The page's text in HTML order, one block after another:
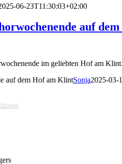
06-23T11:30:03+02:00
auf
im geliebten Hof am
auf dem Hof am KlintSonja2025-03-